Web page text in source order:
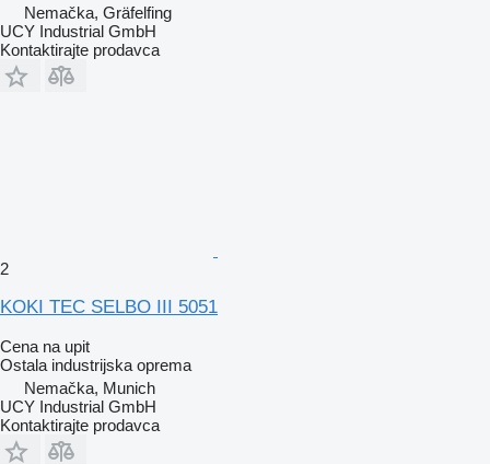
Nemačka, Gräfelfing
UCY Industrial GmbH
Kontaktirajte prodavca
2
KOKI TEC SELBO III 5051
Cena na upit
Ostala industrijska oprema
Nemačka, Munich
UCY Industrial GmbH
Kontaktirajte prodavca